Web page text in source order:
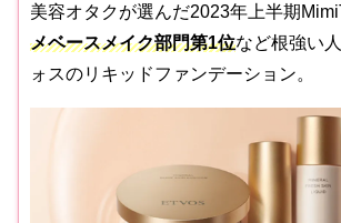
美容オタクが選んだ2023年上半期
メベースメイク部門第1位など根強い
ォスのリキッドファンデーション。